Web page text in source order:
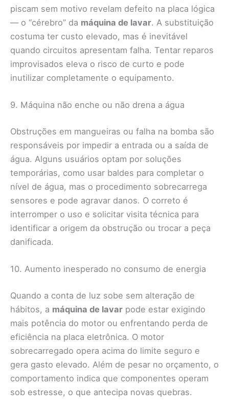
piscam sem motivo revelam defeito na placa lógica
— o “cérebro” da máquina de lavar. A substituição
costuma ter custo elevado, mas é inevitável
quando circuitos apresentam falha. Tentar reparos
improvisados eleva o risco de curto e pode
inutilizar completamente o equipamento.
9. Máquina não enche ou não drena a água
Obstruções em mangueiras ou falha na bomba são
responsáveis por impedir a entrada ou a saída de
água. Alguns usuários optam por soluções
temporárias, como usar baldes para completar o
nível de água, mas o procedimento sobrecarrega
sensores e pode agravar danos. O correto é
interromper o uso e solicitar visita técnica para
identificar a origem da obstrução ou trocar a peça
danificada.
10. Aumento inesperado no consumo de energia
Quando a conta de luz sobe sem alteração de
hábitos, a máquina de lavar pode estar exigindo
mais potência do motor ou enfrentando perda de
eficiência na placa eletrônica. O motor
sobrecarregado opera acima do limite seguro e
gera gasto elevado. Além de pesar no orçamento, o
comportamento indica que componentes operam
sob estresse, o que antecipa novas quebras.